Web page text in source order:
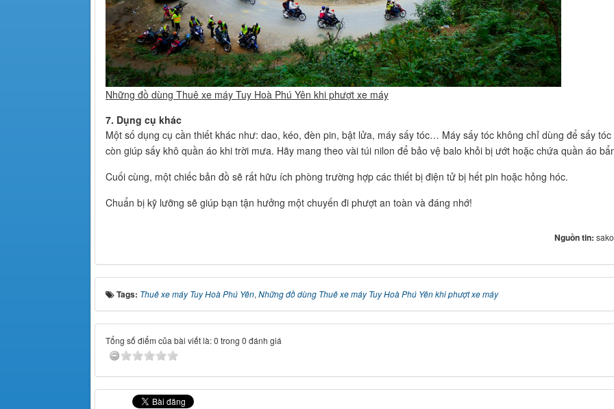
Những đồ dùng Thuê xe máy Tuy Hoà Phú Yên khi phượt xe máy
7. Dụng cụ khác
Một số dụng cụ cần thiết khác như: dao, kéo, đèn pin, bật lửa, máy sấy tóc… Máy sấy tóc không chỉ dùng để sấy tóc
còn giúp sấy khô quần áo khi trời mưa. Hãy mang theo vài túi nilon để bảo vệ balo khỏi bị ướt hoặc chứa quần áo
Cuối cùng, một chiếc bản đồ sẽ rất hữu ích phòng trường hợp các thiết bị điện tử bị hết pin hoặc hỏng hóc.
Chuẩn bị kỹ lưỡng sẽ giúp bạn tận hưởng một chuyến đi phượt an toàn và đáng nhớ!
Nguồn tin:
Tags: Thuê xe máy Tuy Hoà Phú Yên, Những đồ dùng Thuê xe máy Tuy Hoà Phú Yên khi phượt xe máy
Tổng số điểm của bài viết là: 0 trong 0 đánh giá